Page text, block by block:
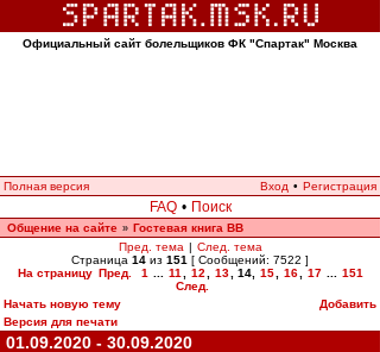
Официальный сайт болельщиков ФК "Спартак" Москва
Полная версия Вход • Регистрация
FAQ • Поиск
Общение на сайте » Гостевая книга ВВ
Пред. тема | След. тема
Страница 14 из 151 [ Сообщений: 7522 ]
На страницу Пред. 1 11 12 13 14, 15 16 17
151
След.
Начать новую тему
Добавить
Версия для печати
01.09.2020 - 30.09.2020